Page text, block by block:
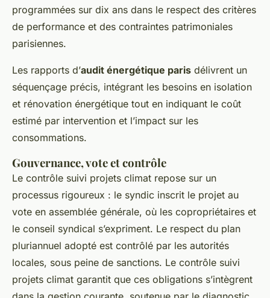
programmées sur dix ans dans le respect des critères
de performance et des contraintes patrimoniales
parisiennes.
Les rapports d’audit énergétique paris délivrent un
séquençage précis, intégrant les besoins en isolation
et rénovation énergétique tout en indiquant le coût
estimé par intervention et l’impact sur les
consommations.
Gouvernance, vote et contrôle
Le contrôle suivi projets climat repose sur un
processus rigoureux : le syndic inscrit le projet au
vote en assemblée générale, où les copropriétaires et
le conseil syndical s’expriment. Le respect du plan
pluriannuel adopté est contrôlé par les autorités
locales, sous peine de sanctions. Le contrôle suivi
projets climat garantit que ces obligations s’intègrent